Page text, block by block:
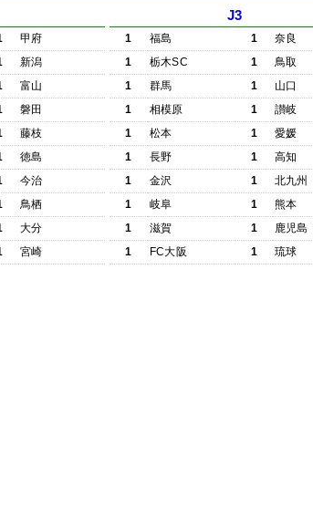
甲府
新潟
富山
磐田
藤枝
徳島
今治
鳥栖
大分
宮崎
J3
1 福島 1
奈良
1
栃木SC 1
鳥取
1
群馬 1
山口
1
相模原 1
讃岐
1
松本 1
愛媛
1
長野 1
高知
1
金沢 1
北九州
1
岐阜 1
熊本
1
滋賀 1
鹿児島
1
FC大阪 1 琉球